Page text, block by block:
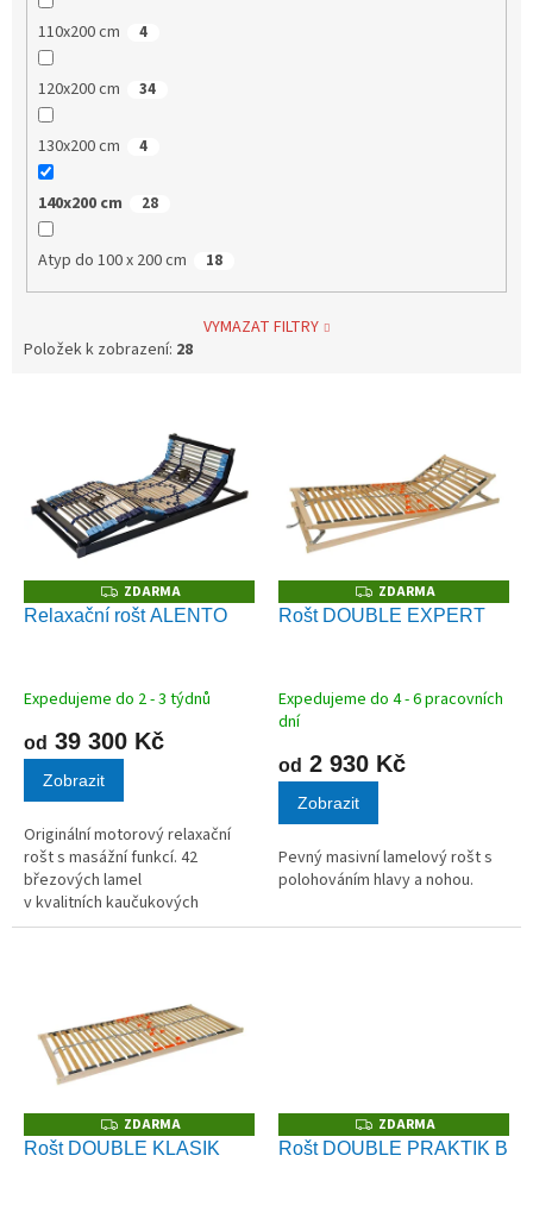
110x200 cm 4
120x200 cm 34
130x200 cm 4
140x200 cm 28
Atyp do 100 x 200 cm 18
VYMAZAT FILTRY
Položek k zobrazení: 28
Z
D
A
ZDARMA
Relaxační rošt ALENTO
Expedujeme do 2 - 3 týdnů
od 39 300 Kč
Zobrazit
Originální motorový relaxační
rošt s masážní funkcí. 42
březových lamel
v kvalitních kaučukových
pouzdrech.
Z
D
A
ZDARMA
Rošt DOUBLE EXPERT
Expedujeme do 4 - 6 pracovních
dní
od 2 930 Kč
Zobrazit
Pevný masivní lamelový rošt s
polohováním hlavy a nohou.
Z
D
A
ZDARMA
Rošt DOUBLE KLASIK
Z
D
A
ZDARMA
Rošt DOUBLE PRAKTIK B